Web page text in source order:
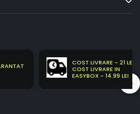
COST LIVRARE - 21 LEI
COST LIVRARE IN
EASYBOX - 14.99 LEI